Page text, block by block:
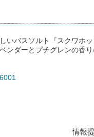
いバスソルト『スクワホ
ンダーとプチグレンの香
情報